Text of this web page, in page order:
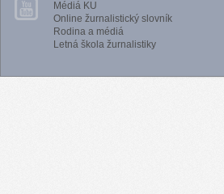
Médiá KU
Online žurnalistický slovník
Rodina a médiá
Letná škola žurnalistiky